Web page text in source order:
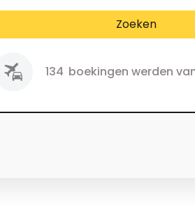
Zoeken
134 boekingen werden